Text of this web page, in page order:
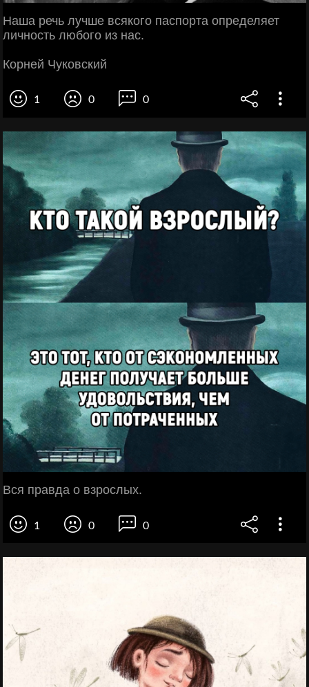
Наша речь лучше всякого паспорта определяет
личность любого из нас.
Корней Чуковский
1 0 0
Вся правда о взрослых.
1 0 0